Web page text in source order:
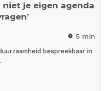
niet je eigen agenda
timer 5 min
bespreekbaar in